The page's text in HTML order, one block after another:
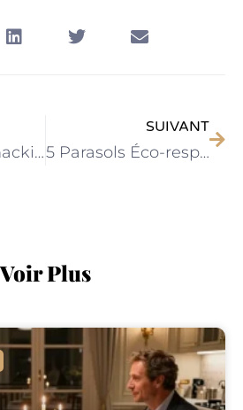
Les produits snacking pour compléter votre routine alimentaire
SUIVANT
5 Parasols Éco-responsables pour les Restaurants Passionnés de Gastronomie
Voir Plus